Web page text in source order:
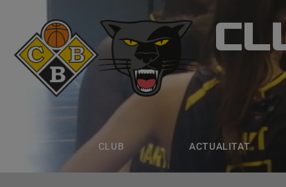
CLUB ACTUALITAT
CLUB
ACTUALITAT